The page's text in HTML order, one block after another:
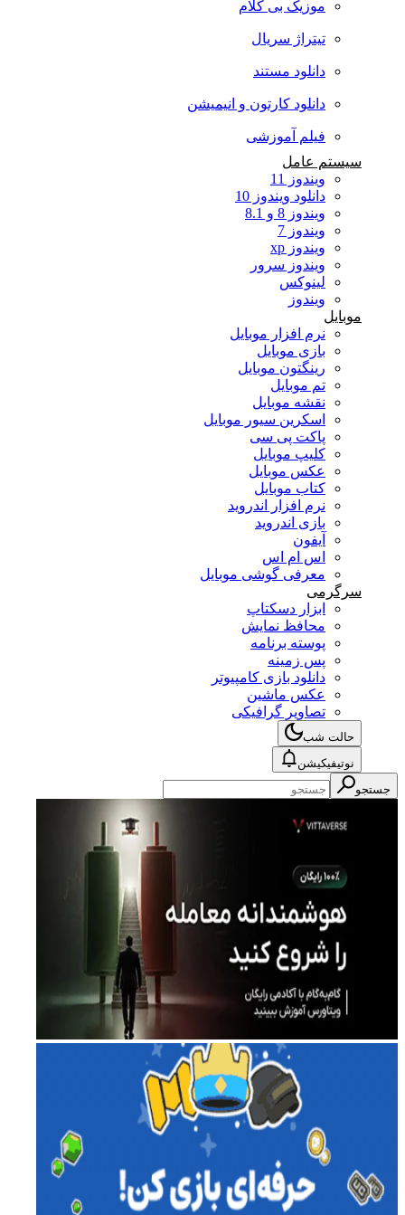
موزیک بی کلام
تیتراژ سریال
دانلود مستند
دانلود کارتون و انیمیشن
فیلم آموزشی
سیستم عامل
ویندوز 11
دانلود ویندوز 10
ویندوز 8 و 8.1
ویندوز 7
ویندوز xp
ویندوز سرور
لینوکس
ویندوز
موبایل
نرم افزار موبایل
بازی موبایل
رینگتون موبایل
تم موبایل
نقشه موبایل
اسکرین سیور موبایل
پاکت پی سی
کلیپ موبایل
عکس موبایل
کتاب موبایل
نرم افزار اندروید
بازی اندروید
آیفون
اس ام اس
معرفی گوشی موبایل
سرگرمی
ابزار دسکتاپ
محافظ نمایش
پوسته برنامه
پس زمینه
دانلود بازی کامپیوتر
عکس ماشین
تصاویر گرافیکی
حالت شب
نوتیفیکیشن
جستجو